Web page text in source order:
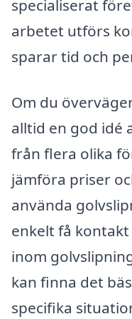
specialiserat
arbetet utförs
sparar tid och
Om du
alltid en god idé
från flera olika
jämföra priser
använda
enkelt få
inom
kan finna det
specifika